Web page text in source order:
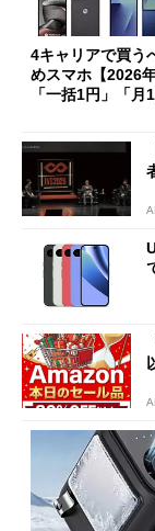
4キャリアで買う
めスマホ【2026年
「一括1円」「月